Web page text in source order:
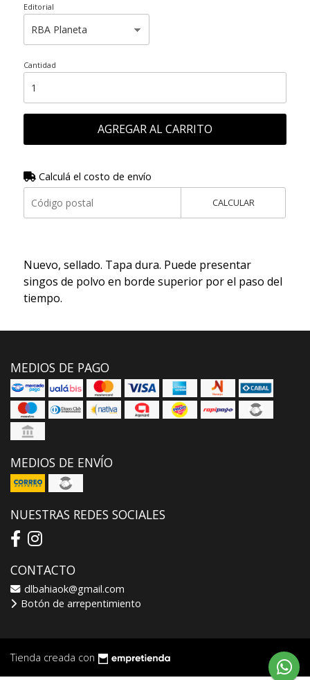
Editorial
Cantidad
AGREGAR AL CARRITO
Calculá el costo de envío
CALCULAR
Nuevo, sellado. Tapa dura. Puede presentar
singos de polvo en borde superior por el paso del
tiempo.
MEDIOS DE PAGO
MEDIOS DE ENVÍO
NUESTRAS REDES SOCIALES
CONTACTO
dlbahiaok@gmail.com
Botón de arrepentimiento
Tienda creada con